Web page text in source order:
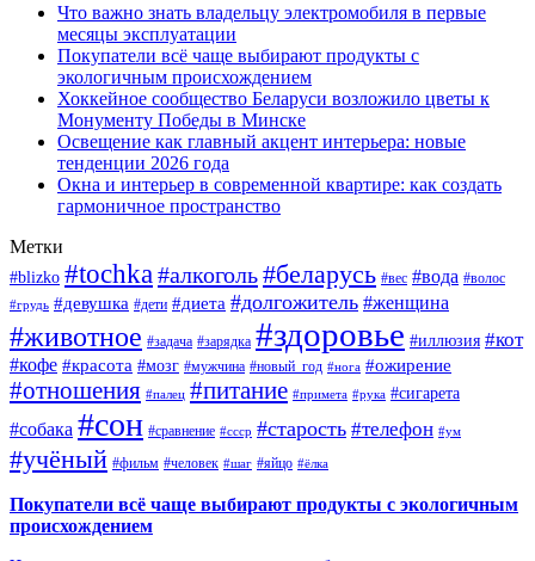
Что важно знать владельцу электромобиля в первые
месяцы эксплуатации
Покупатели всё чаще выбирают продукты с
экологичным происхождением
Хоккейное сообщество Беларуси возложило цветы к
Монументу Победы в Минске
Освещение как главный акцент интерьера: новые
тенденции 2026 года
Окна и интерьер в современной квартире: как создать
гармоничное пространство
Метки
#blizko #tochka #алкоголь#беларусь #вес #вода #волос
#грудь #девушка #дети #диета #долгожитель #женщина
#животное #задача #зарядка #здоровье #иллюзия #кот
#кофе #красота #мозг #мужчина #новый_год #нога #ожирение
#отношения #палец #питание #примета #рука #сигарета
#собака #сон #сравнение #ссср #старость #телефон #ум
#учёный #фильм #человек #шаг #яйцо #ёлка
Покупатели всё чаще выбирают продукты с экологичным
происхождением